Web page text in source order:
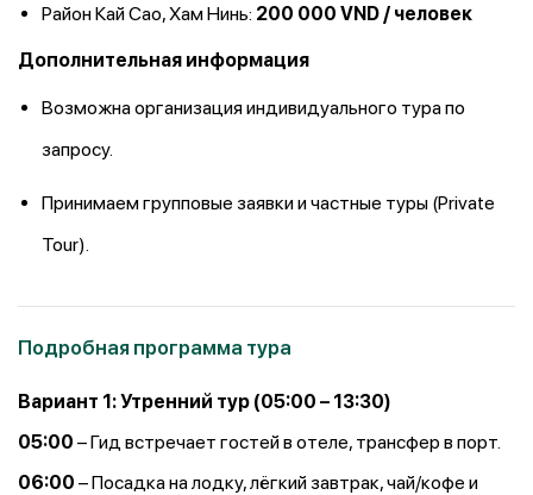
Район Кай Сао, Хам Нинь: 200 000 VND / человек
Дополнительная информация
Возможна организация индивидуального тура по
запросу.
Принимаем групповые заявки и частные туры (Private
Tour).
Подробная программа тура
Вариант 1: Утренний тур (05:00 – 13:30)
05:00 – Гид встречает гостей в отеле, трансфер в порт.
06:00 – Посадка на лодку, лёгкий завтрак, чай/кофе и